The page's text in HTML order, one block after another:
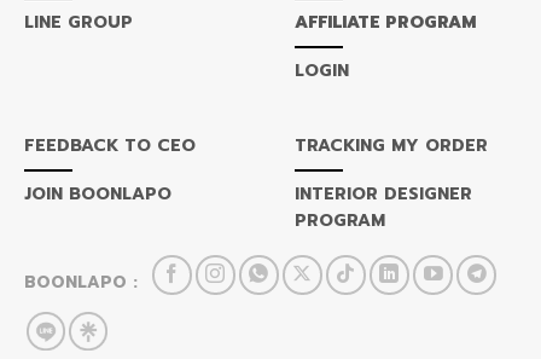
LINE GROUP
AFFILIATE PROGRAM
LOGIN
FEEDBACK TO CEO
JOIN BOONLAPO
TRACKING MY ORDER
INTERIOR DESIGNER
PROGRAM
BOONLAPO :